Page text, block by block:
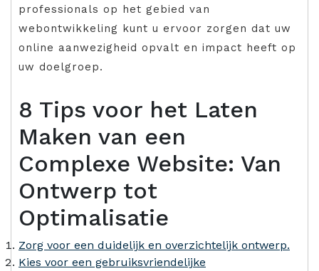
professionals op het gebied van
webontwikkeling kunt u ervoor zorgen dat uw
online aanwezigheid opvalt en impact heeft op
uw doelgroep.
8 Tips voor het Laten
Maken van een
Complexe Website: Van
Ontwerp tot
Optimalisatie
Zorg voor een duidelijk en overzichtelijk ontwerp.
Kies voor een gebruiksvriendelijke